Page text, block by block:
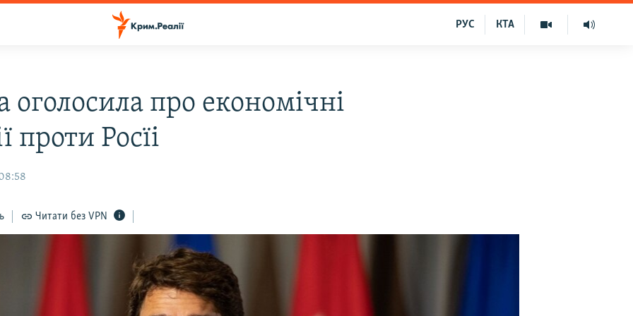
КТА
РУС
оголосила про економічні
проти Росїі
Читати без VPN